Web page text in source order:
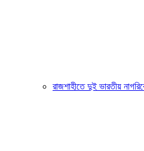
রাজশাহীতে দুই ভারতীয়